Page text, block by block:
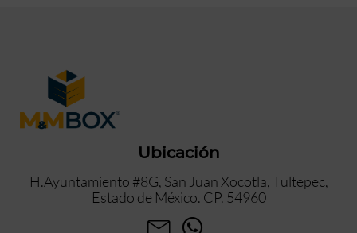
Ubicación
H.Ayuntamiento #8G, San Juan Xocotla, Tultepec,
Estado de México. CP. 54960